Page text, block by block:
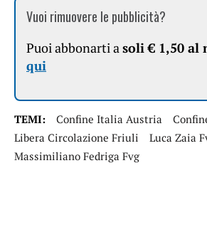
Vuoi rimuovere le pubblicità?
Puoi abbonarti asoli € 1,50 al
qui
TEMI: Confine Italia Austria
Libera Circolazione Friuli
Luca Zaia
Massimiliano Fedriga Fvg